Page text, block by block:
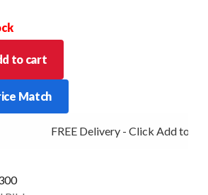
to cart
Match
FREE Delivery - Click Add to